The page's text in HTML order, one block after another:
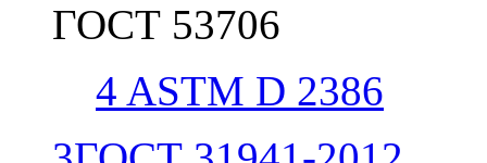
ГОСТ 53706
4 ASTM D 2386